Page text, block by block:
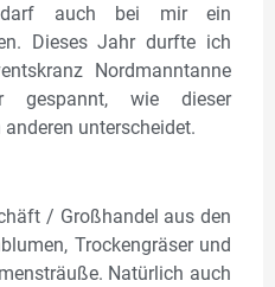
auch bei mir ein
Dieses Jahr durfte ich
Nordmanntanne
wie dieser
unterscheidet.
/ Großhandel aus den
Trockengräser und
Natürlich auch